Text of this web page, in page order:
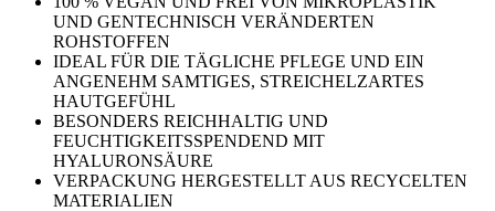
UND GENTECHNISCH VERÄNDERTEN
ROHSTOFFEN
IDEAL FÜR DIE TÄGLICHE PFLEGE UND EIN
ANGENEHM SAMTIGES, STREICHELZARTES
HAUTGEFÜHL
BESONDERS REICHHALTIG UND
FEUCHTIGKEITSSPENDEND MIT
HYALURONSÄURE
VERPACKUNG HERGESTELLT AUS RECYCELTEN
MATERIALIEN